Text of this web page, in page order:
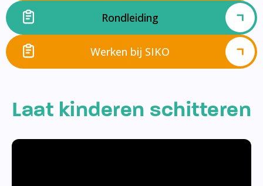
Rondleiding
Werken bij SIKO
Laat kinderen schitteren